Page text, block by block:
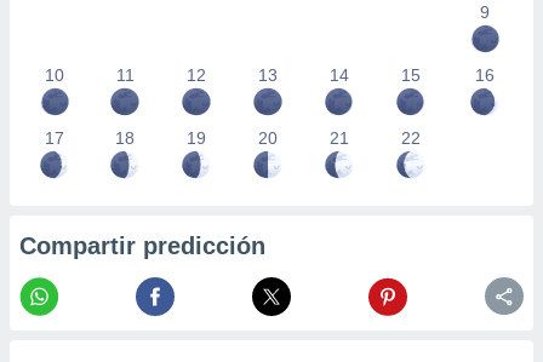
9
10 11 12 13 14 15 16
17 18 19 20 21 22
Compartir predicción